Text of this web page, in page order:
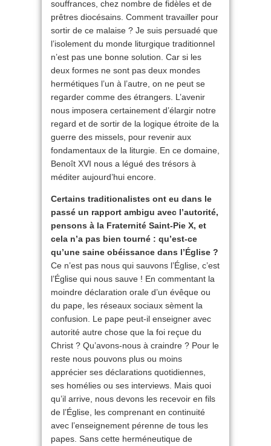
souffrances, chez nombre de fidèles et de
prêtres diocésains. Comment travailler pour
sortir de ce malaise ? Je suis persuadé que
l’isolement du monde liturgique traditionnel
n’est pas une bonne solution. Car si les
deux formes ne sont pas deux mondes
hermétiques l’un à l’autre, on ne peut se
regarder comme des étrangers. L’avenir
nous imposera certainement d’élargir notre
regard et de sortir de la logique étroite de la
guerre des missels, pour revenir aux
fondamentaux de la liturgie. En ce domaine,
Benoît XVI nous a légué des trésors à
méditer aujourd’hui encore.
Certains traditionalistes ont eu dans le
passé un rapport ambigu avec l’autorité,
pensons à la Fraternité Saint-Pie X, et
cela n’a pas bien tourné : qu’est-ce
qu’une saine obéissance dans l’Église ?
Ce n’est pas nous qui sauvons l’Église, c’est
l’Église qui nous sauve ! En commentant la
moindre déclaration orale d’un évêque ou
du pape, les réseaux sociaux sèment la
confusion. Le pape peut-il enseigner avec
autorité autre chose que la foi reçue du
Christ ? Qu’avons-nous à craindre ? Pour le
reste nous pouvons plus ou moins
apprécier ses déclarations quotidiennes,
ses homélies ou ses interviews. Mais quoi
qu’il arrive, nous devons les recevoir en fils
de l’Église, les comprenant en continuité
avec l’enseignement pérenne de tous les
papes. Sans cette herméneutique de